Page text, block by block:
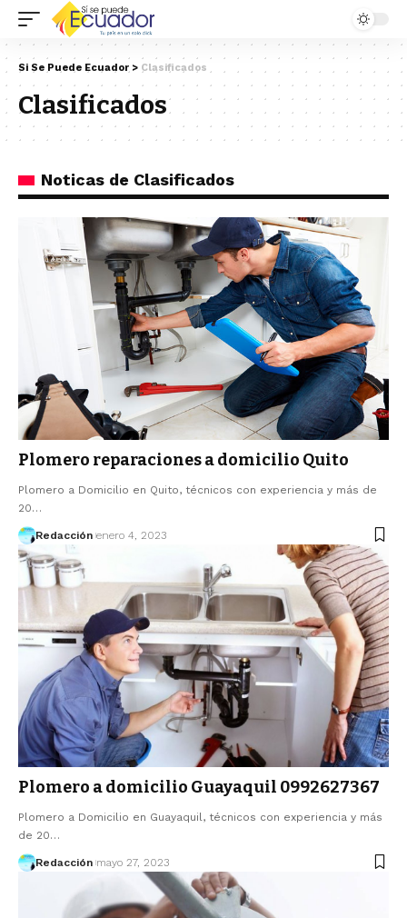
Si Se Puede Ecuador > Clasificados
Clasificados
Noticas de Clasificados
Plomero reparaciones a domicilio Quito
Plomero a Domicilio en Quito, técnicos con experiencia y más de
20…
Redacción enero 4, 2023
Plomero a domicilio Guayaquil 0992627367
Plomero a Domicilio en Guayaquil, técnicos con experiencia y más
de 20…
Redacción mayo 27, 2023